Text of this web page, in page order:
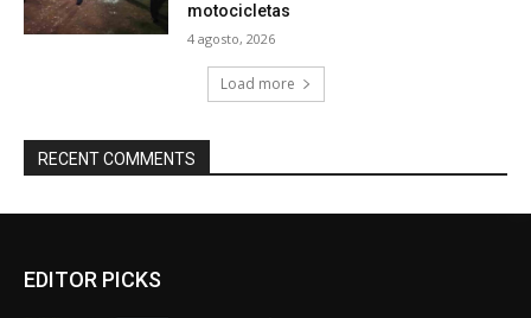
motocicletas
4 agosto, 2026
Load more
RECENT COMMENTS
EDITOR PICKS